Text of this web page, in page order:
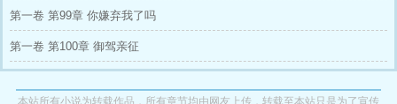
第一卷 第99章 你嫌弃我了吗
第一卷 第100章 御驾亲征
本站所有小说为转载作品，所有章节均由网友上传，转载至本站只是为了宣传